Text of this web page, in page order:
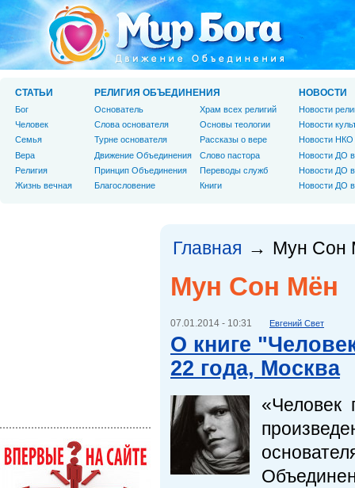
Главная → Мун Сон
Мун Сон Мён
07.01.2014 - 10:31 Евгений Свет
О книге
22 года, Москва
«Человек
СТАТЬИ
Бог
Человек
Cемья
Вера
Религия
Жизнь вечная
РЕЛИГИЯ ОБЪЕДИНЕНИЯ
Основатель
Слова основателя
Турне основателя
Движение Объединения
Принцип Объединения
Благословение
Храм всех религий
Основы теологии
Рассказы о вере
Слово пастора
Переводы служб
Книги
НОВОСТИ
Новости
Новости
Новости НКО
Новости ДО
Новости ДО
Новости ДО